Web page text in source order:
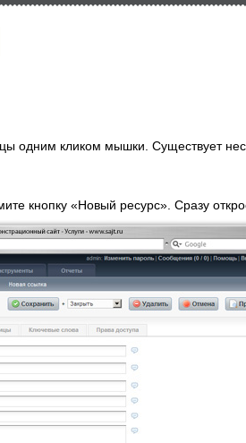
одним кликом мышки. Существует
кнопку «Новый ресурс». Сразу